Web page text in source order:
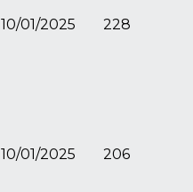
10/01/2025 228
10/01/2025 206